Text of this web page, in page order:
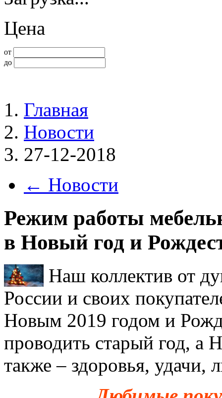
Цена
от
до
Главная
Новости
27-12-2018
← Новости
Режим работы
в Новый год и
Наш коллектив от
России и своих
Новым 2019 годом и
проводить старый год, а
также – здоровья, удачи,